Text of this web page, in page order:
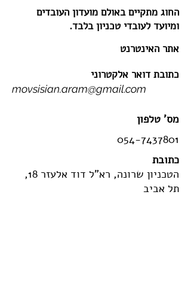
החוג מתקיים באולם מועדון העובדים
ומיועד לעובדי טכניון בלבד.
אתר האינטרנט
כתובת דואר אלקטרוני
movsisian.aram@gmail.com
מס' טלפון
054-7437801
כתובת
הטכניון שרונה, רא"ל דוד אלעזר 18,
תל אביב